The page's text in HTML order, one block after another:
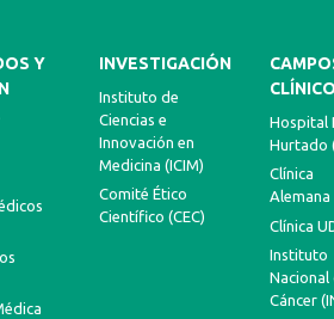
Y
INVESTIGACIÓN
Instituto de
Ciencias e
Innovación en
Medicina (ICIM)
Comité Ético
Científico (CEC)
Hospital
Hurtado
Clínica
Alemana
Clínica
Instituto
Nacional
Cáncer